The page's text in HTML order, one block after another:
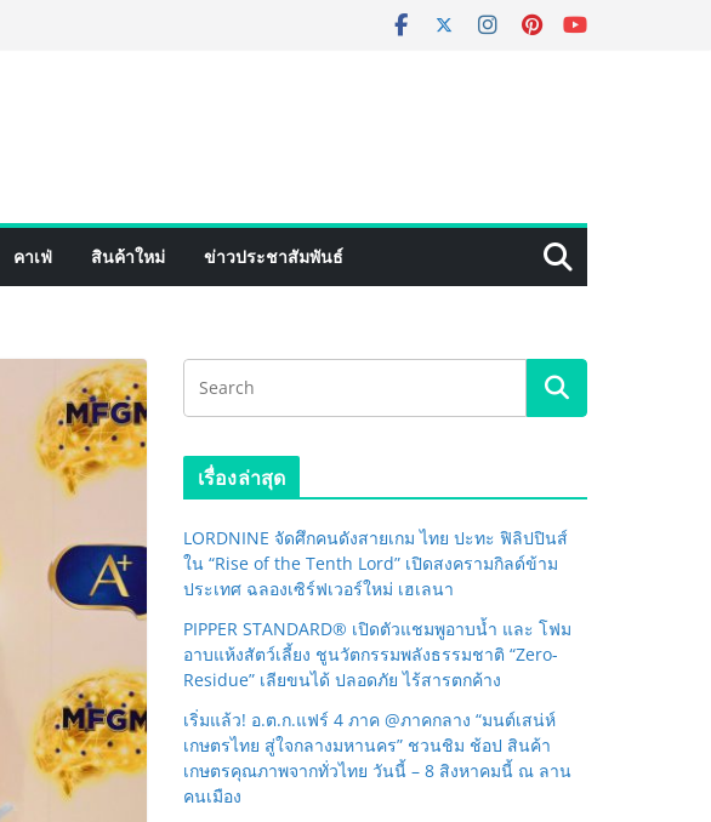
คาเฟ่ สินค้าใหม่ ข่าวประชาสัมพันธ์
เรื่องล่าสุด
LORDNINE จัดศึกคนดังสายเกม ไทย ปะทะ ฟิลิปปินส์
ใน “Rise of the Tenth Lord” เปิดสงครามกิลด์ข้าม
ประเทศ ฉลองเซิร์ฟเวอร์ใหม่ เฮเลนา
PIPPER STANDARD® เปิดตัวแชมพูอาบน้ำ และ โฟม
อาบแห้งสัตว์เลี้ยง ชูนวัตกรรมพลังธรรมชาติ “Zero-
Residue” เลียขนได้ ปลอดภัย ไร้สารตกค้าง
เริ่มแล้ว! อ.ต.ก.แฟร์ 4 ภาค @ภาคกลาง “มนต์เสน่ห์
เกษตรไทย สู่ใจกลางมหานคร” ชวนชิม ช้อป สินค้า
เกษตรคุณภาพจากทั่วไทย วันนี้ – 8 สิงหาคมนี้ ณ ลาน
คนเมือง